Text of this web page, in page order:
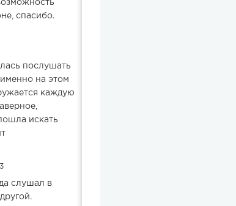
спасибо.
послушать
на этом
каждую
искать
слушал в